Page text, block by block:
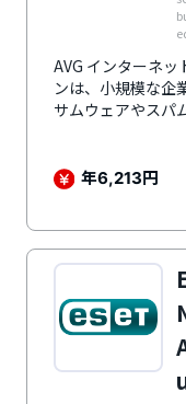
AVG インターネッ
ンは、小規模な企
サムウェアやスパ
イントなど、さ
年6,213円